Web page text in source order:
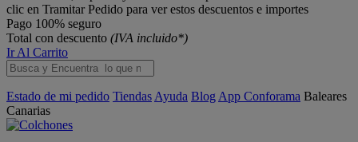
clic en Tramitar Pedido para ver estos descuentos e importes
Pago 100% seguro
Total con descuento (IVA incluido*)
Ir Al Carrito
Estado de mi pedido Tiendas Ayuda Blog App Conforama Baleares
Canarias